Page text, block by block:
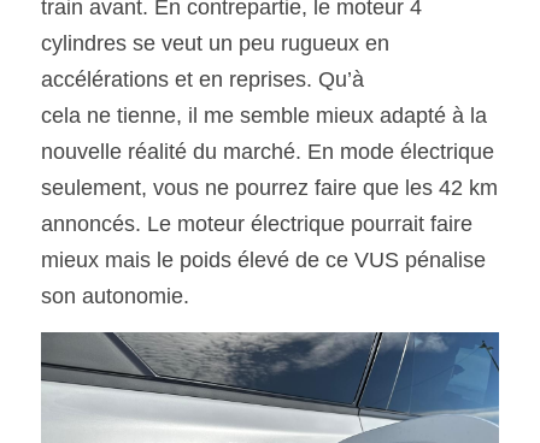
train avant. En contrepartie, le moteur 4
cylindres se veut un peu rugueux en
accélérations et en reprises. Qu’à
cela ne tienne, il me semble mieux adapté à la
nouvelle réalité du marché. En mode électrique
seulement, vous ne pourrez faire que les 42 km
annoncés. Le moteur électrique pourrait faire
mieux mais le poids élevé de ce VUS pénalise
son autonomie.